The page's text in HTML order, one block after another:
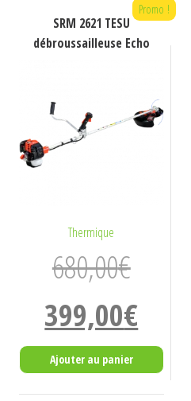
Promo !
SRM 2621 TESU
débroussailleuse Echo
Thermique
680,00€
Le
prix
initial
était :
680,00€.
399,00€Le
prix
actuel
est :
399,00€.
Ajouter au panier